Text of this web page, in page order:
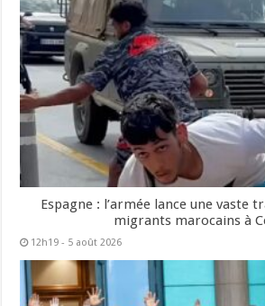
Espagne : l’armée lance une vaste
migrants marocains à
12h19 - 5 août 2026